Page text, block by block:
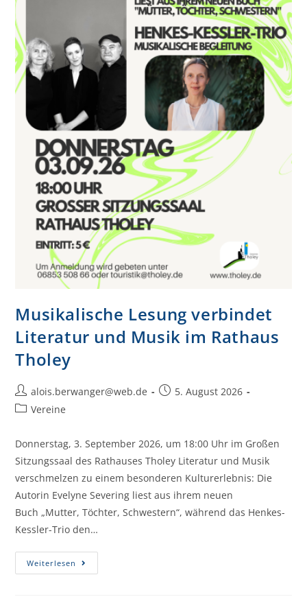
Musikalische Lesung verbindet
Literatur und Musik im Rathaus
Tholey
alois.berwanger@web.de
5. August 2026
Vereine
Donnerstag, 3. September 2026, um 18:00 Uhr im Großen
Sitzungssaal des Rathauses Tholey Literatur und Musik
verschmelzen zu einem besonderen Kulturerlebnis: Die
Autorin Evelyne Severing liest aus ihrem neuen
Buch „Mutter, Töchter, Schwestern“, während das Henkes-
Kessler-Trio den…
Weiterlesen